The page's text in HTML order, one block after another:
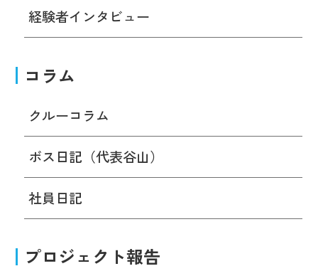
経験者インタビュー
コラム
クルーコラム
ボス日記（代表谷山）
社員日記
プロジェクト報告